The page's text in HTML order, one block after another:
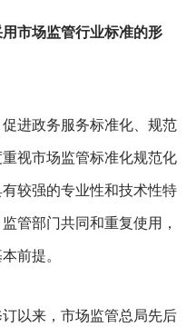
市场监管行业标准的形
进政务服务标准化、规范
视市场监管标准化规范化
较强的专业性和技术性特
管部门共同和重复使用，
前提。
以来，市场监管总局先后